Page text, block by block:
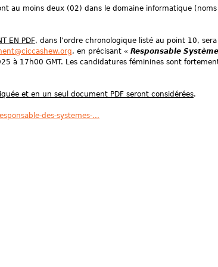
au moins deux (02) dans le domaine informatique
EN PDF, dans l’ordre chronologique listé au point 10, sera
, en précisant « Responsable
à 17h00 GMT. Les candidatures féminines sont
et en un seul document PDF seront considérées.
des-systemes-...